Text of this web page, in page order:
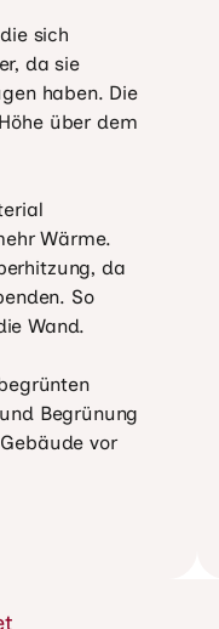
sich
da sie
haben. Die
über dem
Wärme.
da
So
Wand.
Begrünung
vor